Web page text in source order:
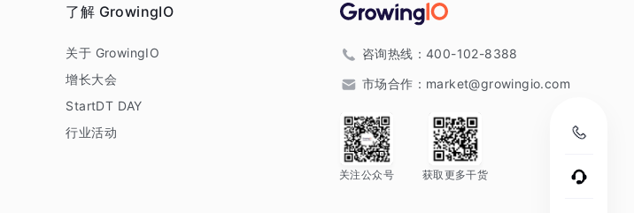
了解 GrowingIO
关于 GrowingIO
增长大会
StartDT DAY
行业活动
咨询热线： 400-102-8388
市场合作： market@growingio.com
关注公众号 获取更多干货